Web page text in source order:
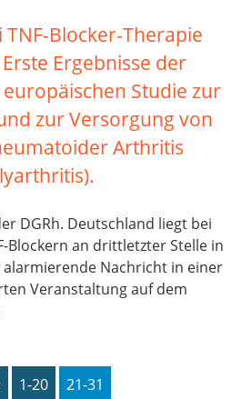
Blocker-Therapie
Ergebnisse der
Studie zur
zur Versorgung von
Arthritis
DGRh. Deutschland liegt bei
Blockern an drittletzter Stelle in
alarmierende Nachricht in einer
Veranstaltung auf dem
1-20 21-31